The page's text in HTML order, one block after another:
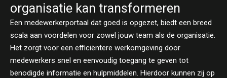
organisatie kan transformeren
Een medewerkerportaal dat goed is opgezet, biedt een breed
scala aan voordelen voor zowel jouw team als de organisatie.
Het zorgt voor een efficiëntere werkomgeving door
medewerkers snel en eenvoudig toegang te geven tot
benodigde informatie en hulpmiddelen. Hierdoor kunnen zij op